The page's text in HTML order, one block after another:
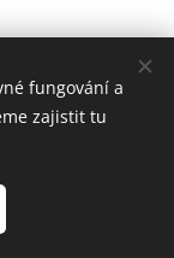
Vsetín.
fungování a
zajistit tu